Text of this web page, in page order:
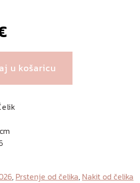
u košaricu
, Prstenje od čelika, Nakit od čelika